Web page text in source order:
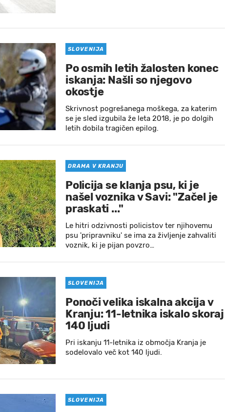
SLOVENIJA
Po osmih letih žalosten konec
iskanja: Našli so njegovo
okostje
Skrivnost pogrešanega moškega, za katerim
se je sled izgubila že leta 2018, je po dolgih
letih dobila tragičen epilog.
DRAMA V KRANJU
Policija se klanja psu, ki je
našel voznika v Savi: "Začel je
praskati ..."
Le hitri odzivnosti policistov ter njihovemu
psu 'pripravniku' se ima za življenje zahvaliti
voznik, ki je pijan povzro…
SLOVENIJA
Ponoči velika iskalna akcija v
Kranju: 11-letnika iskalo skoraj
140 ljudi
Pri iskanju 11-letnika iz območja Kranja je
sodelovalo več kot 140 ljudi.
SLOVENIJA